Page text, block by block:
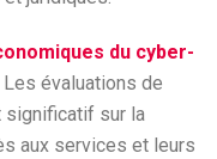
du cyber-
évaluations de
significatif sur la
aux services et leurs